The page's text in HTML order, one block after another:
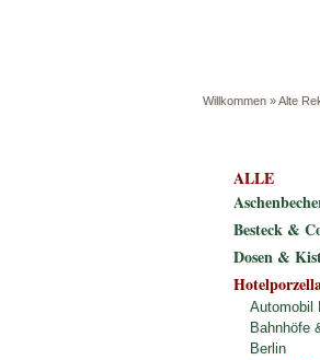
Willkommen »Alte
ALLE
Besteck &
Dosen &
Automobil
Bahnhöfe
Berlin